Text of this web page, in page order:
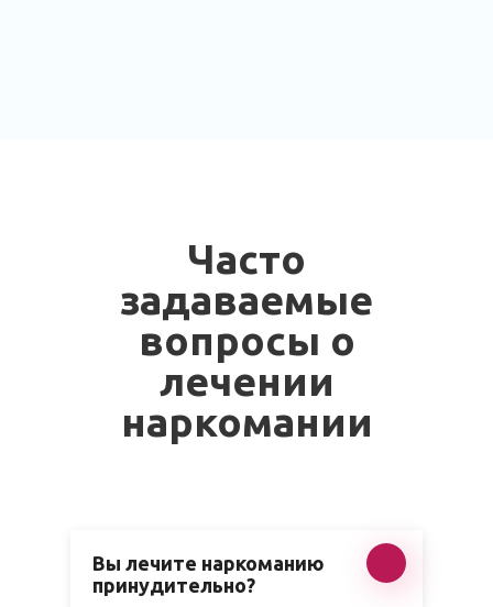
Часто
задаваемые
вопросы о
лечении
наркомании
Вы лечите наркоманию
принудительно?